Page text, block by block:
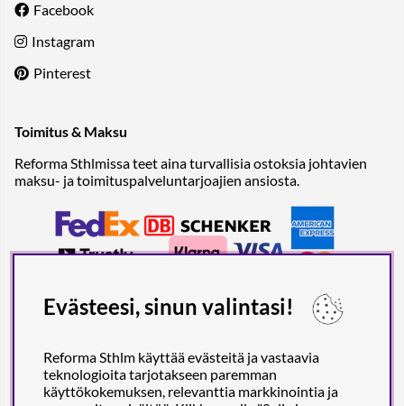
Facebook
Instagram
Pinterest
Toimitus & Maksu
Reforma Sthlmissa teet aina turvallisia ostoksia johtavien
maksu- ja toimituspalveluntarjoajien ansiosta.
Evästeesi, sinun valintasi!
Reforma Sthlm käyttää evästeitä ja vastaavia
teknologioita tarjotakseen paremman
käyttökokemuksen, relevanttia markkinointia ja